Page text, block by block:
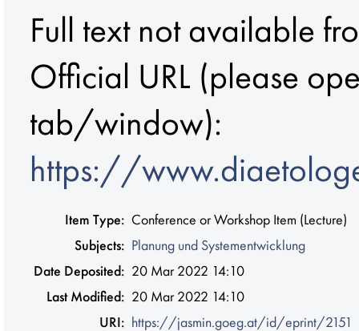
Full text not available
Official URL (please
tab/window):
https://
Item Type: Conference or Workshop Item (Lecture)
Subjects: Planung und Systementwicklung
Date Deposited: 20 Mar 2022 14:10
Last Modified: 20 Mar 2022 14:10
URI: https://jasmin.goeg.at/id/eprint/2151